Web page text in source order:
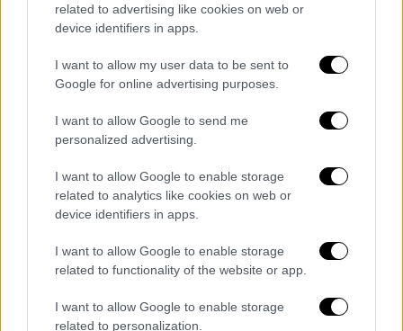
related to advertising like cookies on web or
device identifiers in apps.
I want to allow my user data to be sent to
Google for online advertising purposes.
I want to allow Google to send me
personalized advertising.
I want to allow Google to enable storage
related to analytics like cookies on web or
device identifiers in apps.
I want to allow Google to enable storage
related to functionality of the website or app.
I want to allow Google to enable storage
related to personalization.
Η χολέρα
Το 1817 και έως και το 1824 ξέσπασε η
πρώτη καταγεγραμμένη επιδημία χολέρας, η
Ινδονησία και την Ταϊλάνδη. Σύμφωνα με τις
πληροφορίες που είναι γνωστές και σε αυτή
την περίπτωση περίπου 100.000 άνθρωποι
έχασαν τη ζωή τους, ενώ η αρχή της
επιδημίας έγινε από κατανάλωση νερού
λιμνών, μολυσμένο με το εν λόγω βακτήριο.
Η ισπανική γρίπη
Η πιο πρόσφατη επιδημία, πριν από τον